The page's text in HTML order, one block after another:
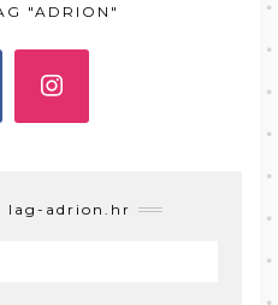
"ADRION"
lag-adrion.hr